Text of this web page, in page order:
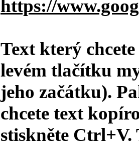
https://
Text který
levém tlačítku
jeho začátku).
chcete text
stiskněte